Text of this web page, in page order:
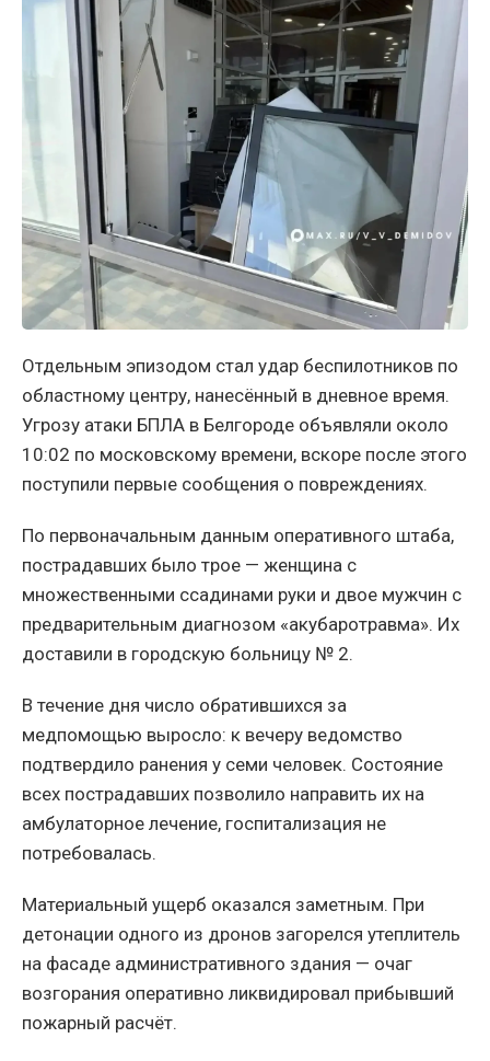
Отдельным эпизодом стал удар беспилотников по
областному центру, нанесённый в дневное время.
Угрозу атаки БПЛА в Белгороде объявляли около
10:02 по московскому времени, вскоре после этого
поступили первые сообщения о повреждениях.
По первоначальным данным оперативного штаба,
пострадавших было трое — женщина с
множественными ссадинами руки и двое мужчин с
предварительным диагнозом «акубаротравма». Их
доставили в городскую больницу № 2.
В течение дня число обратившихся за
медпомощью выросло: к вечеру ведомство
подтвердило ранения у семи человек. Состояние
всех пострадавших позволило направить их на
амбулаторное лечение, госпитализация не
потребовалась.
Материальный ущерб оказался заметным. При
детонации одного из дронов загорелся утеплитель
на фасаде административного здания — очаг
возгорания оперативно ликвидировал прибывший
пожарный расчёт.